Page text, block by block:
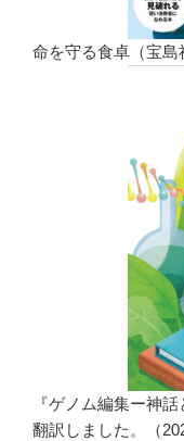
命を守る食卓（宝島
『ゲノム編集ー神話
翻訳しました。（